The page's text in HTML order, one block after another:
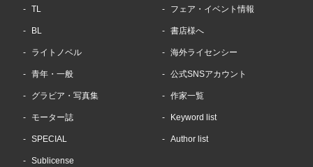
TL
BL
ライトノベル
青年・一般
グラビア・写真集
モーター誌
SPECIAL
Sublicense
フェア・イベント情報
書店様へ
海外ライセンシー
公式SNSアカウント
作家一覧
Keyword list
Author list